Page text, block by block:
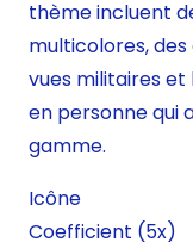
thème incluent
multicolores, des
vues militaires et
en personne qui
gamme.
Icône
Coefficient (5x)